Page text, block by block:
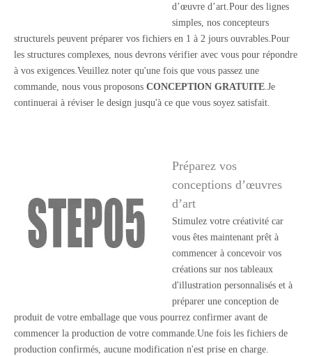
d’œuvre d’art.Pour des lignes
simples, nos concepteurs
structurels peuvent préparer vos fichiers en 1 à 2 jours ouvrables.Pour
les structures complexes, nous devrons vérifier avec vous pour répondre
à vos exigences.Veuillez noter qu'une fois que vous passez une
commande, nous vous proposons CONCEPTION GRATUITE.Je
continuerai à réviser le design jusqu'à ce que vous soyez satisfait.
Préparez vos
conceptions d’œuvres
d’art
Stimulez votre créativité car
vous êtes maintenant prêt à
commencer à concevoir vos
créations sur nos tableaux
d'illustration personnalisés et à
préparer une conception de
produit de votre emballage que vous pourrez confirmer avant de
commencer la production de votre commande.Une fois les fichiers de
production confirmés, aucune modification n'est prise en charge.